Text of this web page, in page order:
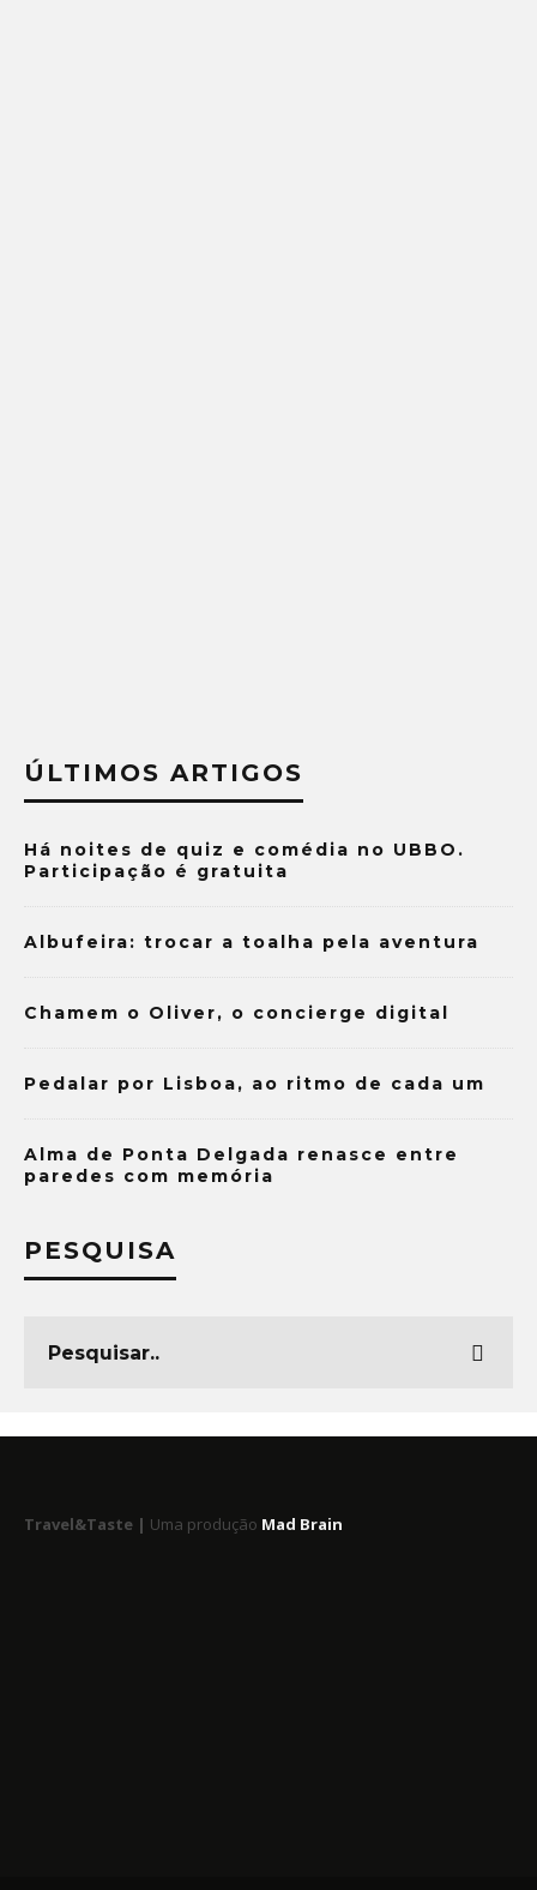
ÚLTIMOS ARTIGOS
Há noites de quiz e comédia no UBBO.
Participação é gratuita
Albufeira: trocar a toalha pela aventura
Chamem o Oliver, o concierge digital
Pedalar por Lisboa, ao ritmo de cada um
Alma de Ponta Delgada renasce entre
paredes com memória
PESQUISA
Travel&Taste | Uma produção Mad Brain